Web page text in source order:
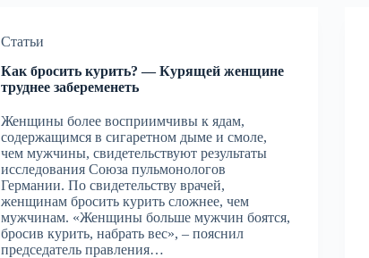
Статьи
Как бросить курить? — Курящей женщине
труднее забеременеть
Женщины более восприимчивы к ядам,
содержащимся в сигаретном дыме и смоле,
чем мужчины, свидетельствуют результаты
исследования Союза пульмонологов
Германии. По свидетельству врачей,
женщинам бросить курить сложнее, чем
мужчинам. «Женщины больше мужчин боятся,
бросив курить, набрать вес», – пояснил
председатель правления…